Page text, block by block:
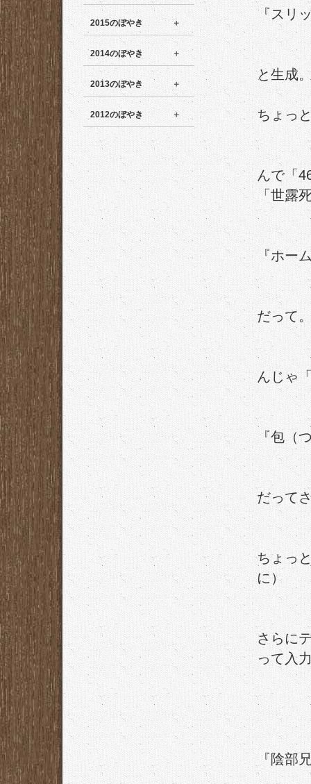
2015のぼやき
2014のぼやき
2013のぼやき
2012のぼやき
『スリ
と生成
ちょっ
んで「
「世露
『ホー
だって
んじゃ
『包（
だって
ちょっ
に）
さらに
って入
『陰部